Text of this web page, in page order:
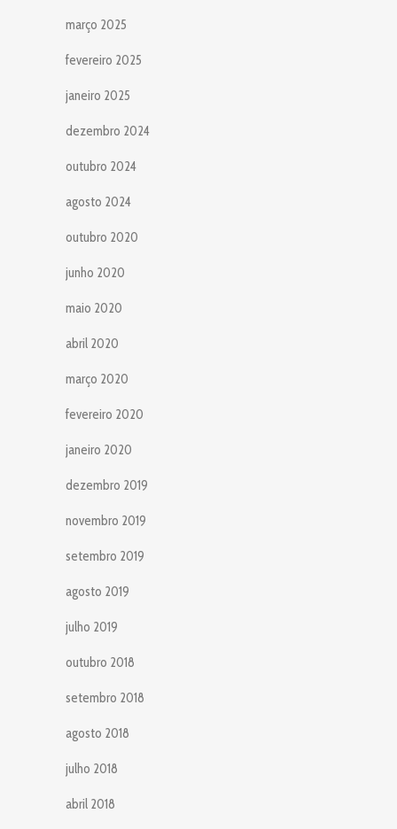
março 2025
fevereiro 2025
janeiro 2025
dezembro 2024
outubro 2024
agosto 2024
outubro 2020
junho 2020
maio 2020
abril 2020
março 2020
fevereiro 2020
janeiro 2020
dezembro 2019
novembro 2019
setembro 2019
agosto 2019
julho 2019
outubro 2018
setembro 2018
agosto 2018
julho 2018
abril 2018